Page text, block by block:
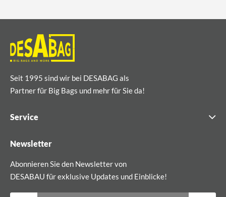
Seit 1995 sind wir bei DESABAG als
Partner für Big Bags und mehr für Sie da!
Service
Newsletter
Abonnieren Sie den Newsletter von
DESABAU für exklusive Updates und Einblicke!